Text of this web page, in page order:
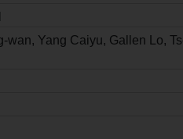
Yang Caiyu, Gallen Lo,